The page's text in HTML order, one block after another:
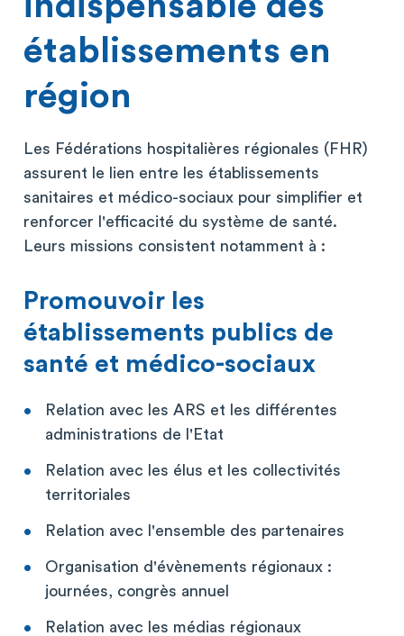
établissements en
région
Les Fédérations hospitalières régionales (FHR)
assurent le lien entre les établissements
sanitaires et médico-sociaux pour simplifier et
renforcer l'efficacité du système de santé.
Leurs missions consistent notamment à :
Promouvoir les
établissements publics de
santé et médico-sociaux
Relation avec les ARS et les différentes
administrations de l'Etat
Relation avec les élus et les collectivités
territoriales
Relation avec l'ensemble des partenaires
Organisation d'évènements régionaux :
journées, congrès annuel
Relation avec les médias régionaux